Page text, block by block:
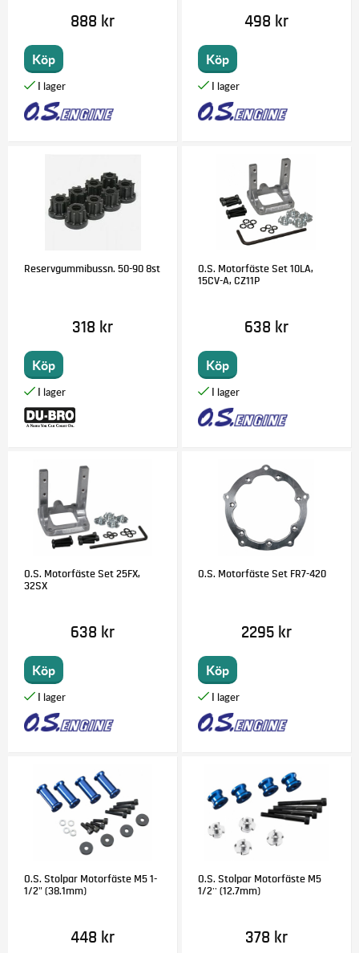
888 kr
Köp
498 kr
Köp
Reservgummibussn. 50-90 8st
318 kr
Köp
O.S. Motorfäste Set 10LA,
15CV-A, CZ11P
638 kr
Köp
O.S. Motorfäste Set 25FX,
32SX
638 kr
Köp
O.S. Motorfäste Set FR7-420
2295 kr
Köp
O.S. Stolpar Motorfäste M5 1-
1/2" (38.1mm)
448 kr
O.S. Stolpar Motorfäste M5
1/2'' (12.7mm)
378 kr